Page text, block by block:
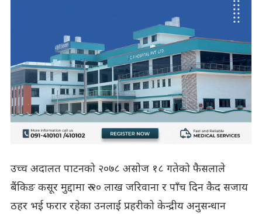
उच्च अदालत पाटनको २०७८ असोज १८ गतेको फैसलाले
बैंकिङ कसूर मुद्दामा रु २० लाख जरिवाना र पाँच दिन कैद सजाय
ठहर भई फरार रहेका उनलाई प्रहरीको केन्द्रीय अनुसन्धान